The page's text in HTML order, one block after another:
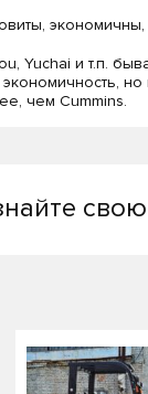
Yuchai и т.п.
чем Cummins.